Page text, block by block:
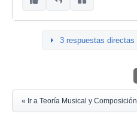
3 respuestas directas
« Ir a Teoría Musical y Composición